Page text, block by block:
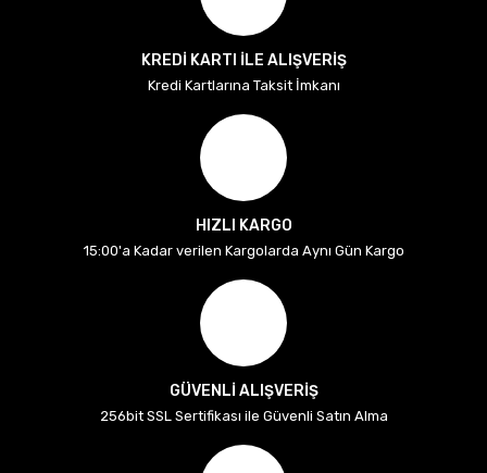
KREDİ KARTI İLE ALIŞVERİŞ
Kredi Kartlarına Taksit İmkanı
HIZLI KARGO
15:00'a Kadar verilen Kargolarda Aynı Gün Kargo
GÜVENLİ ALIŞVERİŞ
256bit SSL Sertifikası ile Güvenli Satın Alma